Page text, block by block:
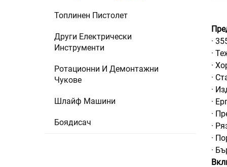
Топлинен Пистолет
Други Електрически
Инструменти
Ротационни И Демонтажни
Чукове
Шлайф Машини
Боядисач
·
·
·
·
·
·
·
·
·
·